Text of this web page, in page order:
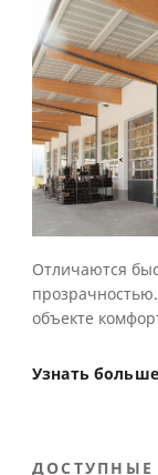
Отличаются
объекте
Узнать больше